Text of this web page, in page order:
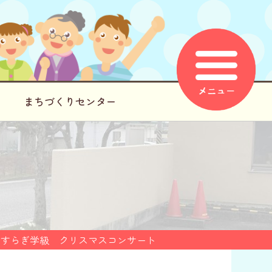
まちづくりセンター
らぎ学級 クリスマスコンサート